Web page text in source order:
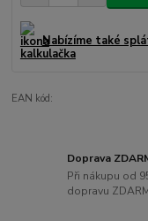
Nabízíme také
EAN kód:
Doprava
Při nákupu od
dopravu